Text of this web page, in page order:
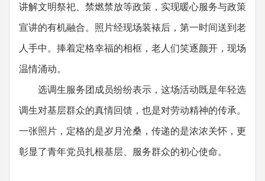
讲解文明祭祀、禁燃禁放等政策，实现暖心服务与政策
宣讲的有机融合。照片经现场装裱后，第一时间送到老
人手中。捧着定格幸福的相框，老人们笑逐颜开，现场
温情涌动。
选调生服务团成员纷纷表示，这场活动既是年轻选
调生对基层群众的真情回馈，也是对劳动精神的传承。
一张照片，定格的是岁月沧桑，传递的是浓浓关怀，更
彰显了青年党员扎根基层、服务群众的初心使命。